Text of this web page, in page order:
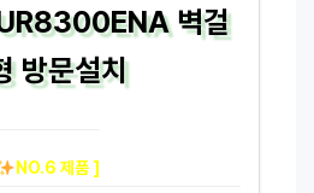
벽걸
방문설치
NO.6 제품 ]